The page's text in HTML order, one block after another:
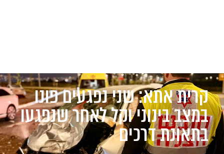
קרית אתא: שני נפגעים פונו
במצב בינוני וקל לאחר שנפגעו
בתאונת דרכים